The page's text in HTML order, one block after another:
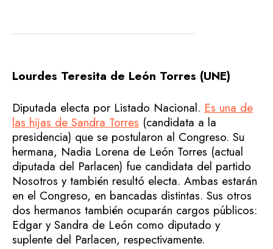
Lourdes Teresita de León Torres (UNE)
Diputada electa por Listado Nacional. Es una de
las hijas de Sandra Torres (candidata a la
presidencia) que se postularon al Congreso. Su
hermana, Nadia Lorena de León Torres (actual
diputada del Parlacen) fue candidata del partido
Nosotros y también resultó electa. Ambas estarán
en el Congreso, en bancadas distintas. Sus otros
dos hermanos también ocuparán cargos públicos:
Edgar y Sandra de León como diputado y
suplente del Parlacen, respectivamente.